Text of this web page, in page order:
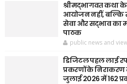
श्रीमद्भागवत कथा
आयोजन नहीं, बल्कि
सेवा और सद्भाव का
पाठक
public news and
डिजिटल पहल लाई
प्रकरणों के निराकरण
जुलाई 2026 में 162